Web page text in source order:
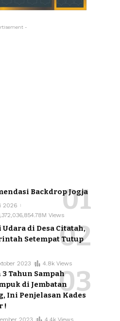
-
Backdrop Jogja
2026
Views
Udara di Desa Citatah,
Setempat Tutup
2023 4.8k Views
3 Tahun Sampah
di Jembatan
Ini Penjelasan Kades
!
2023 4.4k Views